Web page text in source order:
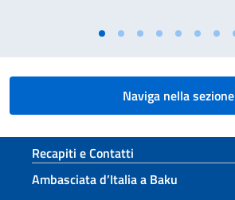
Naviga nella sezione
Sezione footer
Recapiti e Contatti
Ambasciata d’Italia a Baku